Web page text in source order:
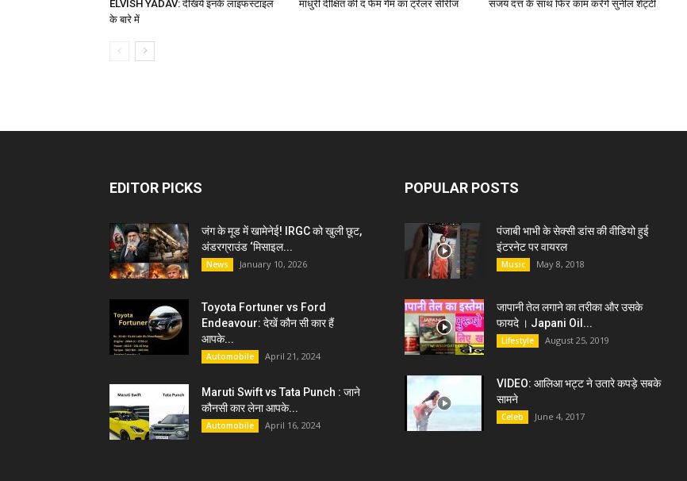
ELVISH YADAV: देखिये इनके लाइफस्टाइल
के बारे में
माधुरी दीक्षित की द फेम गेम का ट्रेलर सीरीज संजय दत्त के साथ फिर काम करेंगे सुनील शेट्टी
EDITOR PICKS
जंग के मूड में खामेनेई! IRGC को खुली छूट,
अंडरग्राउंड ‘मिसाइल...
News January 10, 2026
Toyota Fortuner vs Ford
Endeavour: देखें कौन सी कार हैं
आपके...
Automobile April 21, 2024
Maruti Swift vs Tata Punch : जाने
कौनसी कार लेना आपके...
Automobile April 16, 2024
POPULAR POSTS
पंजाबी भाभी के सेक्सी डांस की वीडियो हुई
इंटरनेट पर वायरल
Music May 8, 2018
जापानी तेल लगाने का तरीका और उसके
फायदे । Japani Oil...
Lifestyle August 25, 2019
VIDEO: आलिआ भट्ट ने उतारे कपड़े सबके
सामने
Celeb June 4, 2017